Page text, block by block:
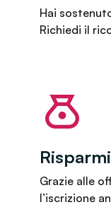
Hai
Richiedi il
Grazie alle
l’iscrizione